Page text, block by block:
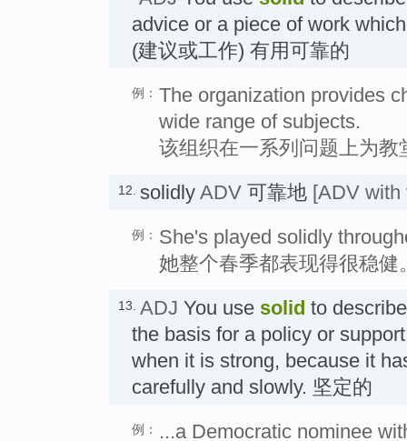
advice or a piece of work
(建议或工作) 有用可靠的
例： The organization provides
wide range of subjects.
该组织在一系列问题上为
12. solidly ADV 可靠地 [ADV with
例： She's played solidly
她整个春季都表现得很稳健
13. ADJ You use solid to
the basis for a policy or
when it is strong, because it
carefully and slowly. 坚定的
例：
...a Democratic nominee